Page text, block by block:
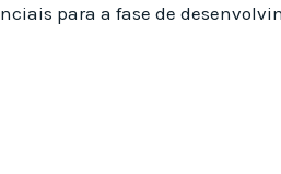
para a fase de